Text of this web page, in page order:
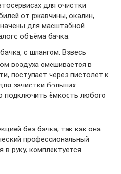
для очистки
от ржавчины, окалин,
для масштабной
объёма бачка.
с шлангом. Взвесь
воздуха смешивается в
поступает через пистолет к
зачистки больших
подключить ёмкость любого
без бачка, так как она
профессиональный
руку, комплектуется